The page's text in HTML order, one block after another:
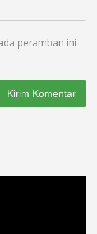
peramban ini